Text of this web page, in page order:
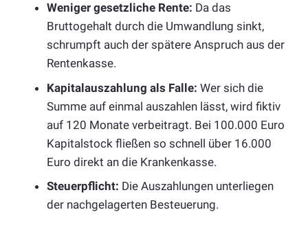
Weniger gesetzliche Rente: Da das
Bruttogehalt durch die Umwandlung sinkt,
schrumpft auch der spätere Anspruch aus der
Rentenkasse.
Kapitalauszahlung als Falle: Wer sich die
Summe auf einmal auszahlen lässt, wird fiktiv
auf 120 Monate verbeitragt. Bei 100.000 Euro
Kapitalstock fließen so schnell über 16.000
Euro direkt an die Krankenkasse.
Steuerpflicht: Die Auszahlungen unterliegen
der nachgelagerten Besteuerung.